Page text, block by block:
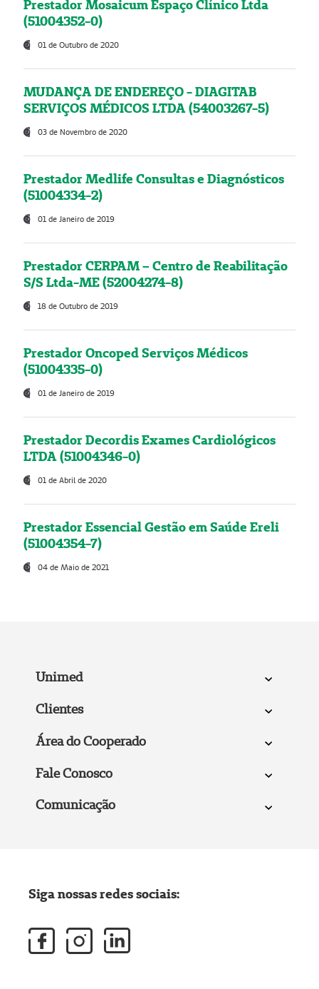
Prestador Mosaicum Espaço Clínico Ltda
(51004352-0)
01 de Outubro de 2020
MUDANÇA DE ENDEREÇO - DIAGITAB
SERVIÇOS MÉDICOS LTDA (54003267-5)
03 de Novembro de 2020
Prestador Medlife Consultas e Diagnósticos
(51004334-2)
01 de Janeiro de 2019
Prestador CERPAM – Centro de Reabilitação
S/S Ltda-ME (52004274-8)
18 de Outubro de 2019
Prestador Oncoped Serviços Médicos
(51004335-0)
01 de Janeiro de 2019
Prestador Decordis Exames Cardiológicos
LTDA (51004346-0)
01 de Abril de 2020
Prestador Essencial Gestão em Saúde Ereli
(51004354-7)
04 de Maio de 2021
Unimed
Clientes
Área do Cooperado
Fale Conosco
Comunicação
Siga nossas redes sociais: